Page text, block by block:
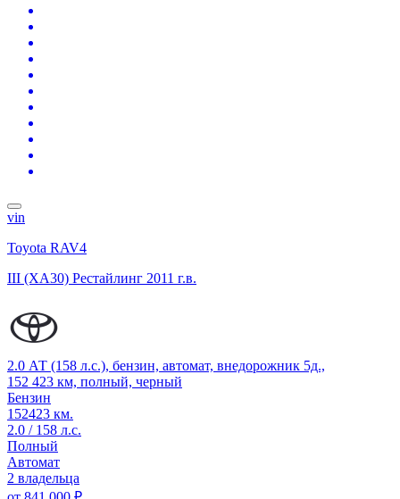
vin
Toyota RAV4
III (XA30) Рестайлинг 2011 г.в.
2.0 АТ (158 л.с.), бензин, автомат, внедорожник 5д.,
152 423 км, полный, черный
Бензин
152423 км.
2.0 / 158 л.с.
Полный
Автомат
2 владельца